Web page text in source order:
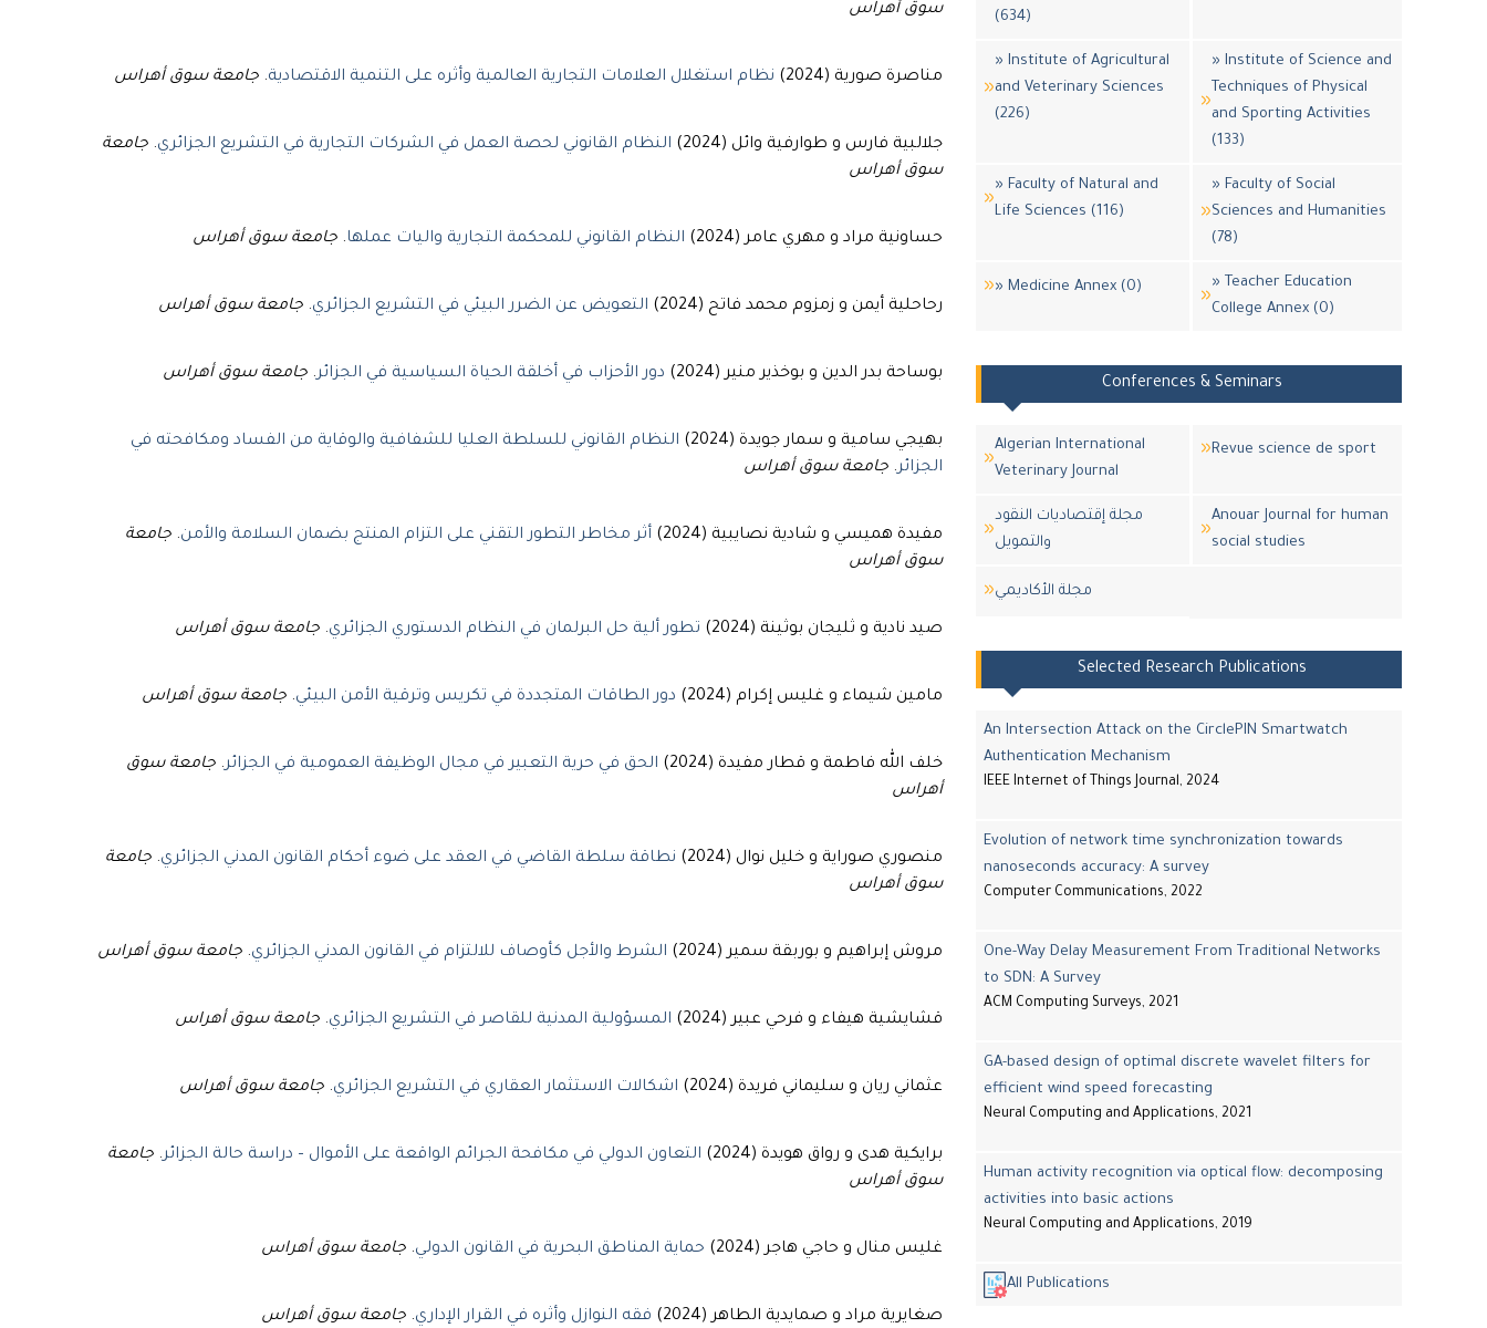
سوق أهراس
مناصرة صورية (2024) نظام استغلال العلامات التجارية العالمية وأثره على التنمية الاقتصادية. جامعة سوق أهراس
جلالبية فارس و طوارفية وائل (2024) النظام القانوني لحصة العمل في الشركات التجارية في التشريع الجزائري. جامعة
سوق أهراس
حساونية مراد و مهري عامر (2024) النظام القانوني للمحكمة التجارية واليات عملها. جامعة سوق أهراس
رحاحلية أيمن و زمزوم محمد فاتح (2024) التعويض عن الضرر البيئي في التشريع الجزائري. جامعة سوق أهراس
بوساحة بدر الدين و بوخذير منير (2024) دور الأحزاب في أخلقة الحياة السياسية في الجزائر. جامعة سوق أهراس
بهيجي سامية و سمار جويدة (2024)
النظام القانوني للسلطة العليا للشفافية والوقاية من الفساد ومكافحته في
الجزائر. جامعة سوق أهراس
مفيدة هميسي و شادية نصايبية (2024) أثر مخاطر التطور التقني على التزام المنتج بضمان السلامة والأمن. جامعة
سوق أهراس
صيد نادية و ثليجان بوثينة (2024) تطور ألية حل البرلمان في النظام الدستوري الجزائري. جامعة سوق أهراس
مامين شيماء و غليس إكرام (2024) دور الطاقات المتجددة في تكريس وترقية الأمن البيئي. جامعة سوق أهراس
خلف الله فاطمة و قطار مفيدة (2024) الحق في حرية التعبير في مجال الوظيفة العمومية في الجزائر. جامعة سوق
أهراس
منصوري صوراية و خليل نوال (2024) نطاقة سلطة القاضي في العقد على ضوء أحكام القانون المدني الجزائري. جامعة
سوق أهراس
مروش إبراهيم و بوربقة سمير (2024) الشرط والأجل كأوصاف للالتزام في القانون المدني الجزائري. جامعة سوق أهراس
قشايشية هيفاء و فرحي عبير (2024) المسؤولية المدنية للقاصر في التشريع الجزائري. جامعة سوق أهراس
عثماني ريان و سليماني فريدة (2024) اشكالات الاستثمار العقاري في التشريع الجزائري. جامعة سوق أهراس
برايكية هدى و رواق هويدة (2024) التعاون الدولي في مكافحة الجرائم الواقعة على الأموال – دراسة حالة الجزائر. جامعة
سوق أهراس
غليس منال و حاجي هاجر (2024) حماية المناطق البحرية في القانون الدولي. جامعة سوق أهراس
صغايرية مراد و صمايدية الطاهر (2024) فقه النوازل وأثره في القرار الإداري. جامعة سوق أهراس
(634)
» Institute of Agricultural
and Veterinary Sciences
(226)
» Institute of Science and
Techniques of Physical
and Sporting Activities
(133)
» Faculty of Natural and
Life Sciences (116)
» Faculty of Social
Sciences and Humanities
(78)
» Medicine Annex (0)
» Teacher Education
College Annex (0)
Conferences & Seminars
Algerian International
Veterinary Journal
Revue science de sport
مجلة إقتصاديات النقود
والتمويل
Anouar Journal for human
social studies
مجلة اﻷكاديمي
Selected Research Publications
An Intersection Attack on the CirclePIN Smartwatch
Authentication Mechanism
IEEE Internet of Things Journal, 2024
Evolution of network time synchronization towards
nanoseconds accuracy: A survey
Computer Communications, 2022
One-Way Delay Measurement From Traditional Networks
to SDN: A Survey
ACM Computing Surveys, 2021
GA-based design of optimal discrete wavelet filters for
efficient wind speed forecasting
Neural Computing and Applications, 2021
Human activity recognition via optical flow: decomposing
activities into basic actions
Neural Computing and Applications, 2019
All Publications